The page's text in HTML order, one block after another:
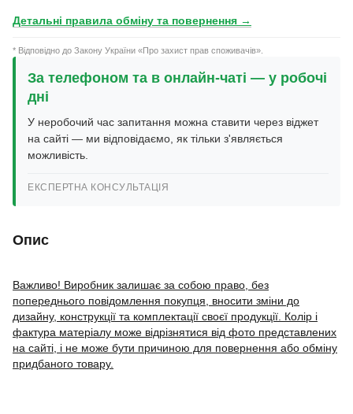
Детальні правила обміну та повернення →
* Відповідно до Закону України «Про захист прав споживачів».
За телефоном та в онлайн-чаті — у робочі
дні
У неробочий час запитання можна ставити через віджет
на сайті — ми відповідаємо, як тільки з'являється
можливість.
ЕКСПЕРТНА КОНСУЛЬТАЦІЯ
Опис
Важливо! Виробник залишає за собою право, без
попереднього повідомлення покупця, вносити зміни до
дизайну, конструкції та комплектації своєї продукції. Колір і
фактура матеріалу може відрізнятися від фото представлених
на сайті, і не може бути причиною для повернення або обміну
придбаного товару.